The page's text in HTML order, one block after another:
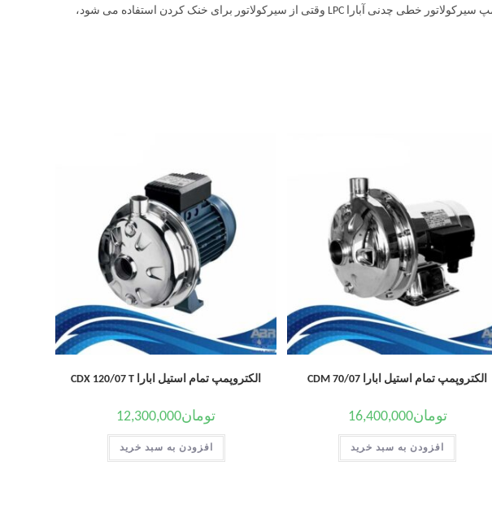
حداکثر مقدار گلیکول قابل استفاده 20٪ است. برای پمپ سیرکولاتور خطی چدنی آبارا LPC وقتی از سیرکولاتور برای خنک کردن استفاده می شود،
الکتروپمپ تمام استیل ابارا CDM 70/07
تومان16,400,000
افزودن به سبد خرید
الکتروپمپ تمام استیل ابارا CDX 120/07 T
تومان12,300,000
افزودن به سبد خرید